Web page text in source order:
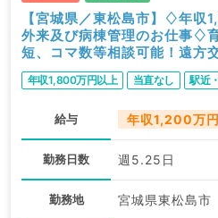
【宮城県／東松島市】♢年
外来及び病棟管理のお仕事♢
短、コマ数等相談可能！遠方
内科／常勤）
年収1,800万円以上 当直なし 駅近
給与 年収1,200万
勤務日数 週5.25日
勤務地 宮城県東松島市